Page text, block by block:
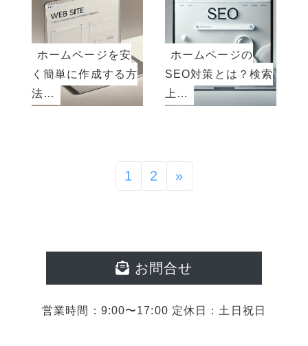
ホームページを安
く簡単に作成する方
法…
ホームページの
SEO対策とは？検索
上…
1 2 »
お問合せ
営業時間：9:00〜17:00 定休日：土日祝日